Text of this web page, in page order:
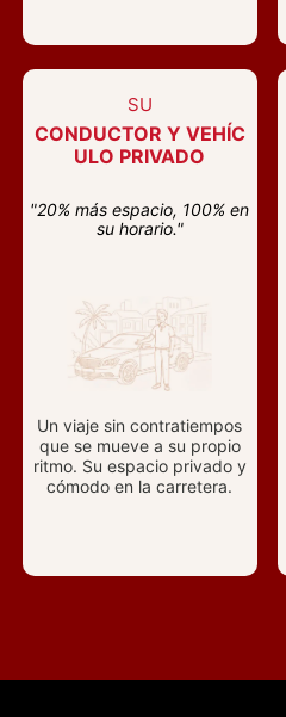
SU
CONDUCTOR Y VEHÍC
ULO PRIVADO
"20% más espacio, 100% en
su horario."
Un viaje sin contratiempos
que se mueve a su propio
ritmo. Su espacio privado y
cómodo en la carretera.